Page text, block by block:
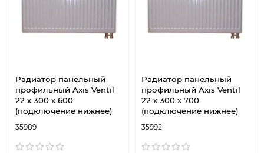
Радиатор панельный
профильный Axis Ventil
22 х 300 х 600
(подключение нижнее)
35989
Радиатор панельный
профильный Axis Ventil
22 х 300 х 700
(подключение нижнее)
35992